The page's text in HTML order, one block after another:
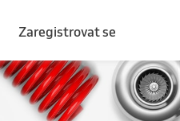
Zaregistrovat se